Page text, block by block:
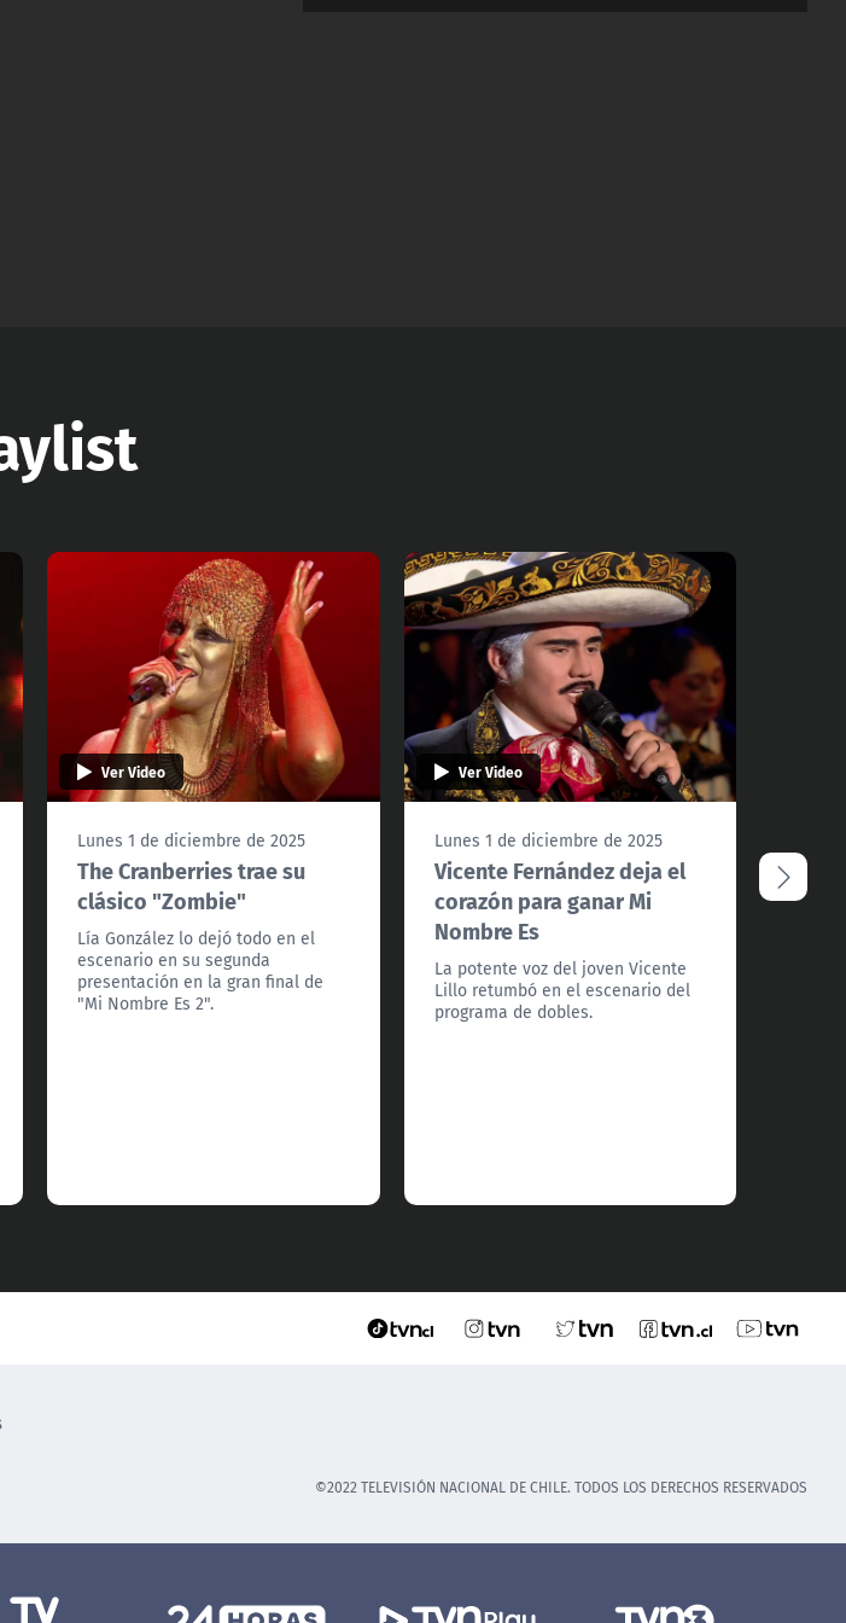
Ver Video
Lunes 1 de diciembre de 2025
The Cranberries trae su
clásico "Zombie"
Lía González lo dejó todo en el
escenario en su segunda
presentación en la gran final de
"Mi Nombre Es 2".
Ver Video
Lunes 1 de diciembre de 2025
Vicente Fernández deja el
corazón para ganar Mi
Nombre Es
La potente voz del joven Vicente
Lillo retumbó en el escenario del
programa de dobles.
©2022 TELEVISIÓN NACIONAL DE CHILE. TODOS LOS DERECHOS RESERVADOS